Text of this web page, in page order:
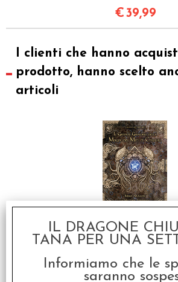
€39,99
I clienti che hanno
prodotto, hanno scelto
articoli
Il Richiamo di
Il Grande Grimorio
Magia dei Miti di
€ 39,99
IL DRAGONE
TANA PER UNA
Informiamo che le
saranno